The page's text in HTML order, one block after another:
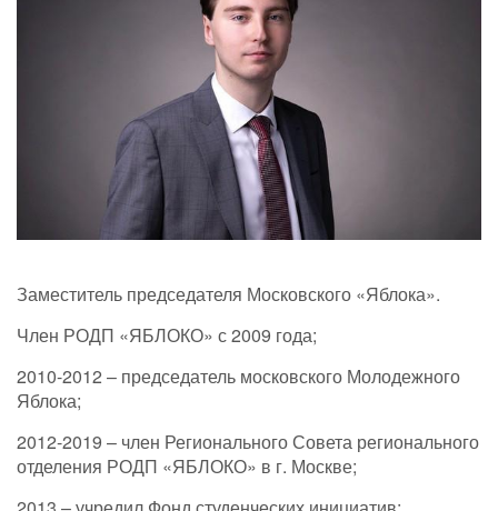
Заместитель председателя Московского «Яблока».
Член РОДП «ЯБЛОКО» с 2009 года;
2010-2012 – председатель московского Молодежного
Яблока;
2012-2019 – член Регионального Совета регионального
отделения РОДП «ЯБЛОКО» в г. Москве;